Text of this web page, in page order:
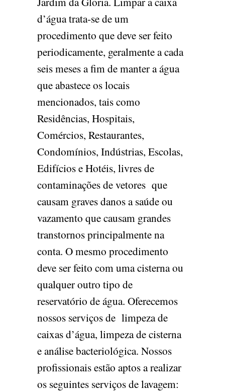
d’água trata-se de um
procedimento que deve ser feito
periodicamente, geralmente a cada
seis meses a fim de manter a água
que abastece os locais
mencionados, tais como
Residências, Hospitais,
Comércios, Restaurantes,
Condomínios, Indústrias, Escolas,
Edifícios e Hotéis, livres de
contaminações de vetores que
causam graves danos a saúde ou
vazamento que causam grandes
transtornos principalmente na
conta. O mesmo procedimento
deve ser feito com uma cisterna ou
qualquer outro tipo de
reservatório de água. Oferecemos
nossos serviços de limpeza de
caixas d’água, limpeza de cisterna
e análise bacteriológica. Nossos
profissionais estão aptos a realizar
os seguintes serviços de lavagem: